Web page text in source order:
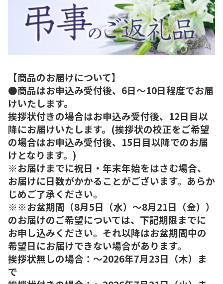
【商品のお届けについて】
●商品はお申込み受付後、6日～10日程度でお届
けいたします。
挨拶状付きの場合はお申込み受付後、12日目以
降にお届けいたします。(挨拶状の校正をご希望
の場合はお申込み受付後、15日目以降でのお届
けとなります。)
※お届けまでに祝日・年末年始をはさむ場合、
お届けに日数がかかることがございます。あらか
じめご了承ください。
※※お盆期間（8月5日（水）～8月21日（金））
のお届けのご希望については、下記期限までに
お申し込みください。それ以降はお盆期間中の
希望日にお届けできない場合があります。
挨拶状無しの場合：～2026年7月23日（木）ま
で